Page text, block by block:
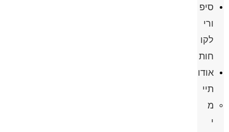
סיפ
ורי
לקו
חות
אודו
תיי
מ
י